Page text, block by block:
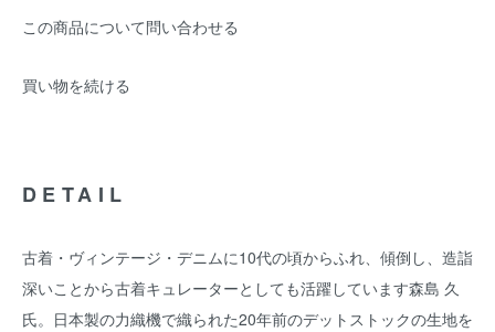
この商品について問い合わせる
買い物を続ける
DETAIL
古着・ヴィンテージ・デニムに10代の頃からふれ、傾倒し、造詣
深いことから古着キュレーターとしても活躍しています森島 久
氏。日本製の力織機で織られた20年前のデットストックの生地を